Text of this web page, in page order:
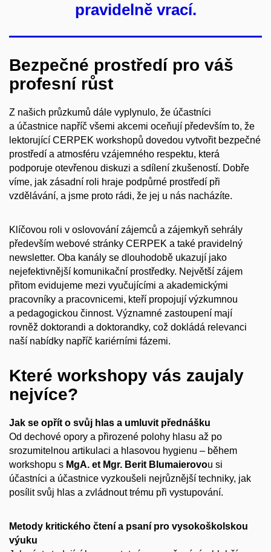
pravidelně vrací.
Bezpečné prostředí pro váš
profesní růst
Z našich průzkumů dále vyplynulo, že účastníci
a účastnice napříč všemi akcemi oceňují především to, že
lektorující CERPEK workshopů dovedou vytvořit bezpečné
prostředí a atmosféru vzájemného respektu, která
podporuje otevřenou diskuzi a sdílení zkušeností. Dobře
víme, jak zásadní roli hraje podpůrné prostředí při
vzdělávání, a jsme proto rádi, že jej u nás nacházíte.
Klíčovou roli v oslovování zájemců a zájemkyň sehrály
především webové stránky CERPEK a také pravidelný
newsletter. Oba kanály se dlouhodobě ukazují jako
nejefektivnější komunikační prostředky. Největší zájem
přitom evidujeme mezi vyučujícími a akademickými
pracovníky a pracovnicemi, kteří propojují výzkumnou
a pedagogickou činnost. Významné zastoupení mají
rovněž doktorandi a doktorandky, což dokládá relevanci
naší nabídky napříč kariérními fázemi.
Které workshopy vás zaujaly
nejvíce?
Jak se opřít o svůj hlas a umluvit přednášku
Od dechové opory a přirozené polohy hlasu až po
srozumitelnou artikulaci a hlasovou hygienu – během
workshopu s MgA. et Mgr. Berit Blumaierovou si
účastníci a účastnice vyzkoušeli nejrůznější techniky, jak
posílit svůj hlas a zvládnout trému při vystupování.
Metody kritického čtení a psaní pro vysokoškolskou
výuku